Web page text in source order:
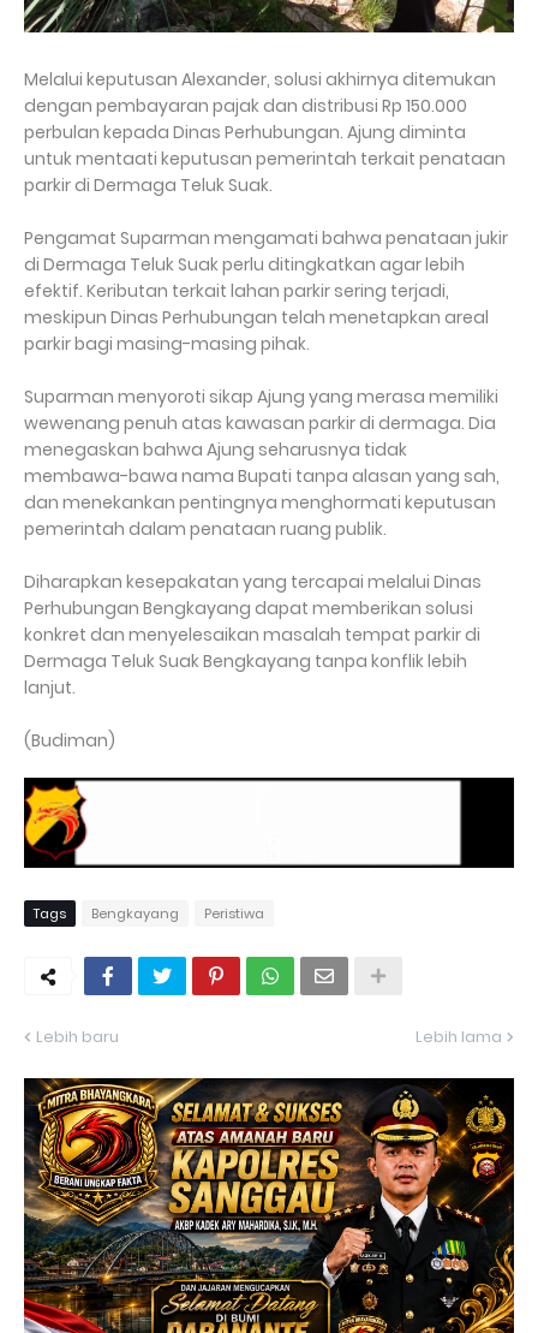
Melalui keputusan Alexander, solusi akhirnya ditemukan
dengan pembayaran pajak dan distribusi Rp 150.000
perbulan kepada Dinas Perhubungan. Ajung diminta
untuk mentaati keputusan pemerintah terkait penataan
parkir di Dermaga Teluk Suak.
Pengamat Suparman mengamati bahwa penataan jukir
di Dermaga Teluk Suak perlu ditingkatkan agar lebih
efektif. Keributan terkait lahan parkir sering terjadi,
meskipun Dinas Perhubungan telah menetapkan areal
parkir bagi masing-masing pihak.
Suparman menyoroti sikap Ajung yang merasa memiliki
wewenang penuh atas kawasan parkir di dermaga. Dia
menegaskan bahwa Ajung seharusnya tidak
membawa-bawa nama Bupati tanpa alasan yang sah,
dan menekankan pentingnya menghormati keputusan
pemerintah dalam penataan ruang publik.
Diharapkan kesepakatan yang tercapai melalui Dinas
Perhubungan Bengkayang dapat memberikan solusi
konkret dan menyelesaikan masalah tempat parkir di
Dermaga Teluk Suak Bengkayang tanpa konflik lebih
lanjut.
(Budiman)
Tags Bengkayang Peristiwa
Lebih baru Lebih lama